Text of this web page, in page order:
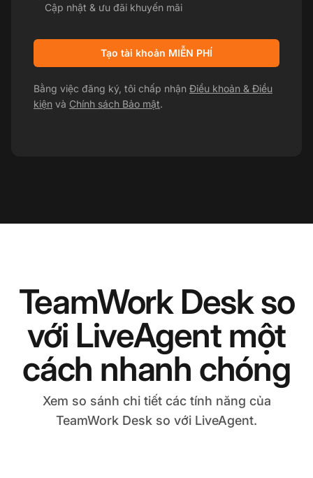
Cập nhật & ưu đãi khuyến mãi
Tạo tài khoản MIỄN PHÍ
Bằng việc đăng ký, tôi chấp nhận Điều khoản & Điều
kiện và Chính sách Bảo mật.
TeamWork Desk so
với LiveAgent một
cách nhanh chóng
Xem so sánh chi tiết các tính năng của
TeamWork Desk so với LiveAgent.